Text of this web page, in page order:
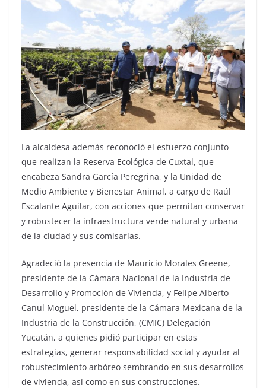
La alcaldesa además reconoció el esfuerzo conjunto
que realizan la Reserva Ecológica de Cuxtal, que
encabeza Sandra García Peregrina, y la Unidad de
Medio Ambiente y Bienestar Animal, a cargo de Raúl
Escalante Aguilar, con acciones que permitan conservar
y robustecer la infraestructura verde natural y urbana
de la ciudad y sus comisarías.
Agradeció la presencia de Mauricio Morales Greene,
presidente de la Cámara Nacional de la Industria de
Desarrollo y Promoción de Vivienda, y Felipe Alberto
Canul Moguel, presidente de la Cámara Mexicana de la
Industria de la Construcción, (CMIC) Delegación
Yucatán, a quienes pidió participar en estas
estrategias, generar responsabilidad social y ayudar al
robustecimiento arbóreo sembrando en sus desarrollos
de vivienda, así como en sus construcciones.